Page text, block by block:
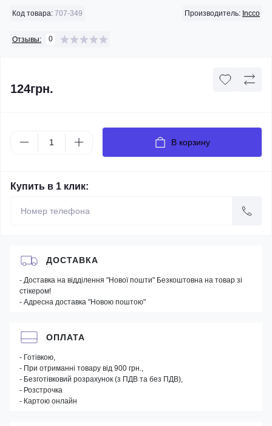
Код товара: 707-349 Производитель: Incco
Отзывы: 0
124грн.
В корзину
Купить в 1 клик:
ДОСТАВКА
- Доставка на відділення "Нової пошти" Безкоштовна на товар зі
стікером!
- Адресна доставка "Новою поштою"
ОПЛАТА
- Готівкою,
- При отриманні товару від 900 грн.,
- Безготівковий розрахунок (з ПДВ та без ПДВ),
- Розстрочка
- Картою онлайн